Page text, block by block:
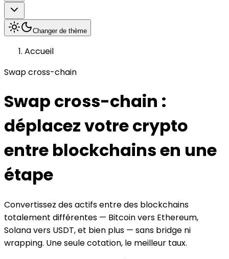
Changer de thème
Accueil
Swap cross-chain
Swap cross-chain :
déplacez votre crypto
entre blockchains en une
étape
Convertissez des actifs entre des blockchains
totalement différentes — Bitcoin vers Ethereum,
Solana vers USDT, et bien plus — sans bridge ni
wrapping. Une seule cotation, le meilleur taux.